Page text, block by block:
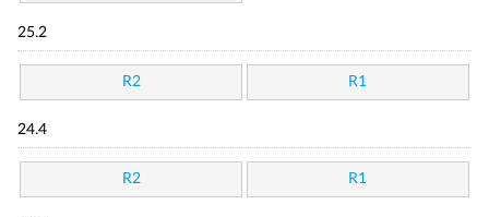
25.2
R2 R1
24.4
R2 R1